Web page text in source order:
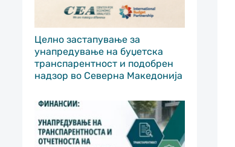
Целно застапување за
унапредување на буџетска
транспарентност и подобрен
надзор во Северна Македонија